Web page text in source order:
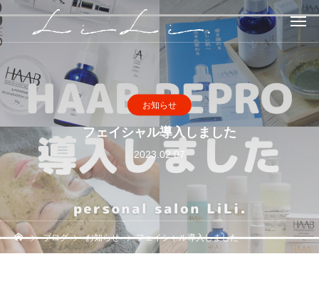
お知らせ
フェイシャル導入しました
2023.02.07
ブログ お知らせ フェイシャル導入しました